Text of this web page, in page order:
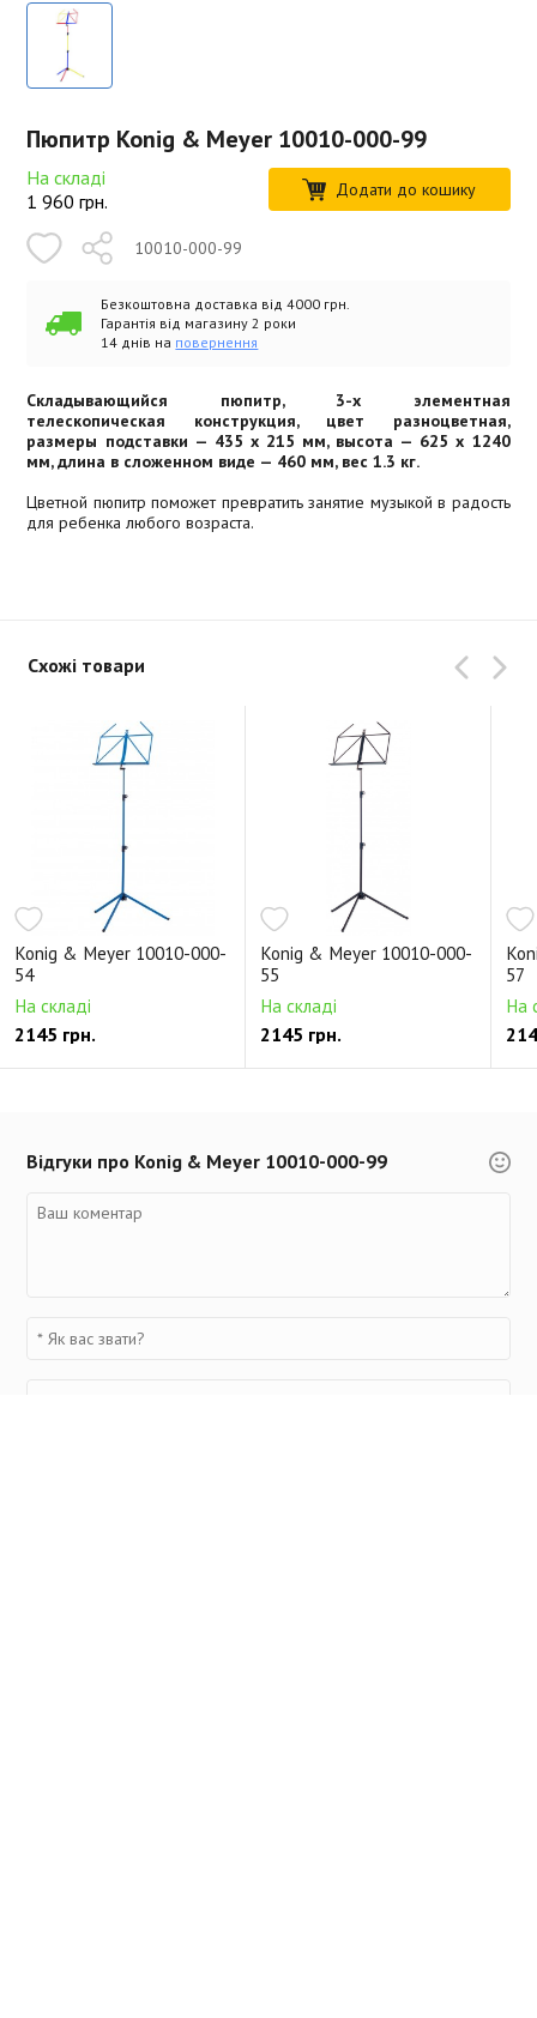
Пюпитр Konig & Meyer 10010-000-99
На складі
1 960 грн. Додати до кошику
10010-000-99
Безкоштовна доставка від 4000 грн.
Гарантія від магазину 2 роки
14 днів на повернення
Складывающийся пюпитр, 3-х элементная
телескопическая конструкция, цвет разноцветная,
размеры подставки — 435 х 215 мм, высота — 625 х 1240
мм, длина в сложенном виде — 460 мм, вес 1.3 кг.
Цветной пюпитр поможет превратить занятие музыкой в радость
для ребенка любого возраста.
Схожі товари
Konig & Meyer 10010-000-
54
На складі
2145 грн.
Konig & Meyer 10010-000-
55
На складі
2145 грн.
57
На
Відгуки про Konig & Meyer 10010-000-99